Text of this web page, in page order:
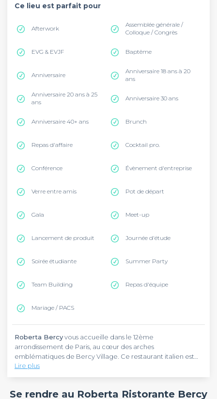
Ce lieu est parfait pour
Afterwork
Assemblée générale /
Colloque / Congrès
EVG & EVJF Baptême
Anniversaire
Anniversaire 18 ans à 20
ans
Anniversaire 20 ans à 25
ans
Anniversaire 30 ans
Anniversaire 40+ ans Brunch
Repas d'affaire Cocktail pro.
Conférence Évènement d'entreprise
Verre entre amis Pot de départ
Gala Meet-up
Lancement de produit Journée d'étude
Soirée étudiante Summer Party
Team Building Repas d'équipe
Mariage / PACS
Roberta Bercyvous accueille dans le 12ème
arrondissement de Paris, au cœur des arches
emblématiques de Bercy Village. Ce restaurant italien est
implanté au 30 Cour Saint-Emilion, dans un quartier vivant et
facilement accessible. Pour vous y rendre, empruntez la
ligne 6 jusqu'à Bercy. Ce bar restaurant est idéal pour
Roberta Bercyest un restaurant italien qui célèbre la dolce
généreuse avec des pasta maison préparées à partir de
Lire plus
Se rendre au Roberta Ristorante Bercy